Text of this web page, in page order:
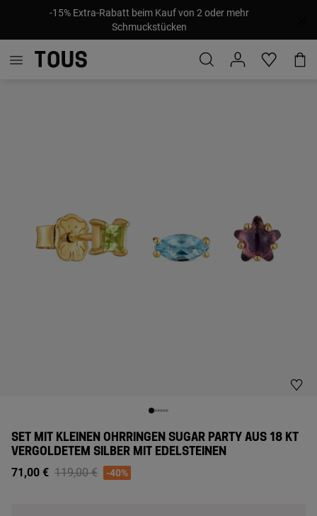
-15% Extra-Rabatt beim Kauf von 2 oder mehr
Schmuckstücken
SET MIT KLEINEN OHRRINGEN SUGAR PARTY AUS 18 KT
VERGOLDETEM SILBER MIT EDELSTEINEN
71,00 € Price reduced from
119,00 €to-40%